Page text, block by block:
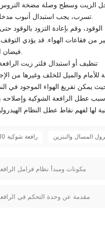
تسرب، يجب استبدال أنبوب مدخل الزيت وحلقة الختم.
وقم بإعادة التزود بالوقود
من فقاعات الهواء. قد يؤدي
فيضان الغاز في خزان الزيت.
4. تنظيف أو استبدال فلتر زيت
عطل الرافعة الشوكية وإصلاحه
رافعة شوكية 10 طن المسال والبنزين
مكونات ومبدأ نظام فرامل
مقدمة عن وحدة التحكم في